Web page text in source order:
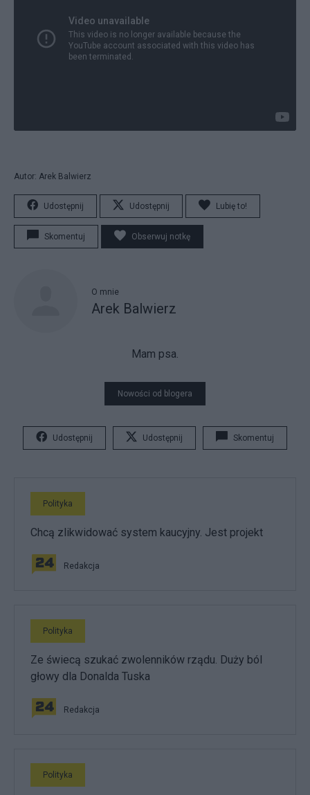
Autor: Arek Balwierz
Udostępnij Udostępnij Lubię to!
Skomentuj Obserwuj notkę
O mnie
Arek Balwierz
Mam psa.
Nowości od blogera
Udostępnij Udostępnij Skomentuj
Polityka
Chcą zlikwidować system kaucyjny. Jest projekt
Redakcja
Polityka
Ze świecą szukać zwolenników rządu. Duży ból
głowy dla Donalda Tuska
Redakcja
Polityka